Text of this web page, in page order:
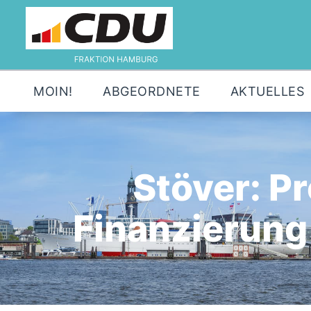
MOIN! ABGEORDNETE AKTUELLES
Stöver: